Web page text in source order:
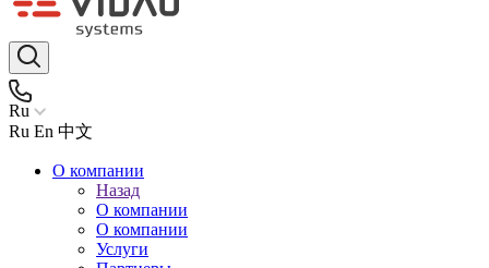
Ru
Ru En 中文
О компании
Назад
О компании
О компании
Услуги